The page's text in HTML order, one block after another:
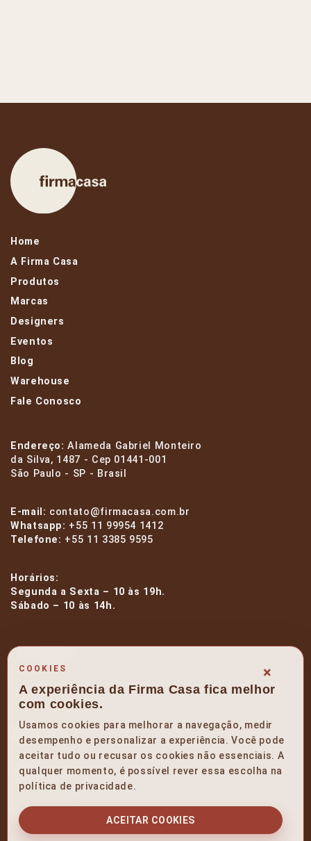
Home
A Firma Casa
Produtos
Marcas
Designers
Eventos
Blog
Warehouse
Fale Conosco
Endereço:Alameda Gabriel Monteiro
da Silva, 1487 - Cep 01441-001
São Paulo - SP - Brasil
E-mail: contato@firmacasa.com.br
Whatsapp: +55 11 99954 1412
Telefone: +55 11 3385 9595
Horários:
Segunda a Sexta – 10 às 19h.
Sábado – 10 às 14h.
instagram
linkedin
pinterest
×
COOKIES
A experiência da Firma Casa fica melhor
com cookies.
Usamos cookies para melhorar a navegação, medir
desempenho e personalizar a experiência. Você pode
aceitar tudo ou recusar os cookies não essenciais. A
qualquer momento, é possível rever essa escolha na
política de privacidade.
ACEITAR COOKIES